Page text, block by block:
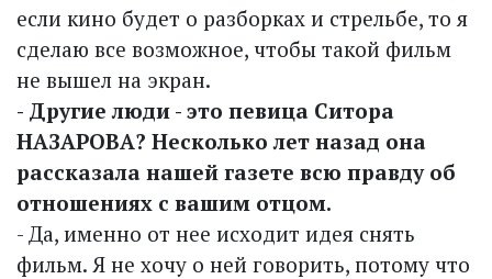
если кино будет о разборках и стрельбе, то я
сделаю все возможное, чтобы такой фильм
не вышел на экран.
- Другие люди - это певица Ситора
НАЗАРОВА? Несколько лет назад она
рассказала нашей газете всю правду об
отношениях с вашим отцом.
- Да, именно от нее исходит идея снять
фильм. Я не хочу о ней говорить, потому что